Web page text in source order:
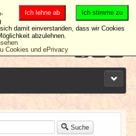
Suche
Ich stimme zu
Ich lehne ab
damit einverstanden, dass wir Cookies
abzulehnen.
Cookies und ePrivacy